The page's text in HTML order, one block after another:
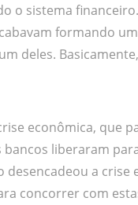
o sistema
formando
deles.
econômica,
liberaram
desencadeou a
concorrer com